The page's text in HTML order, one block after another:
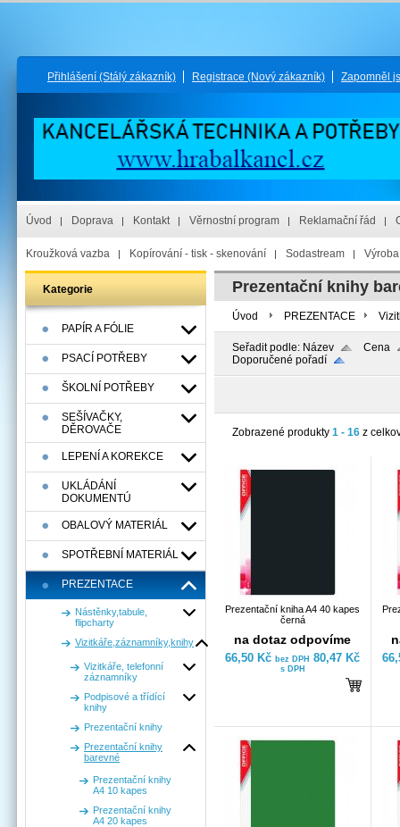
Přihlášení (Stálý zákazník) Registrace (Nový zákazník) Zapomněl
Úvod Doprava Kontakt Věrnostní program Reklamační řád
Kroužková vazba Kopírování - tisk - skenování Sodastream
Kategorie
PAPÍR A FÓLIE
PSACÍ POTŘEBY
ŠKOLNÍ POTŘEBY
SEŠÍVAČKY,
DĚROVAČE
LEPENÍ A KOREKCE
UKLÁDÁNÍ
DOKUMENTÚ
OBALOVÝ MATERIÁL
SPOTŘEBNÍ MATERIÁL
PREZENTACE
Nástěnky,tabule,
flipcharty
Vizitkáře,záznamníky,knihy
Vizitkáře, telefonní
záznamníky
Podpisové a třídící
knihy
Prezentační knihy
Prezentační knihy
barevné
Prezentační knihy
A4 10 kapes
Prezentační knihy
A4 20 kapes
Prezentační knihy
Úvod PREZENTACE
Seřadit podle: Název
Cena
Doporučené pořadí
Zobrazené produkty 1 - 16 z
Prezentační kniha A4 40 kapes
černá
na dotaz odpovíme
66,50 Kč bez DPH 80,47 Kč
s DPH